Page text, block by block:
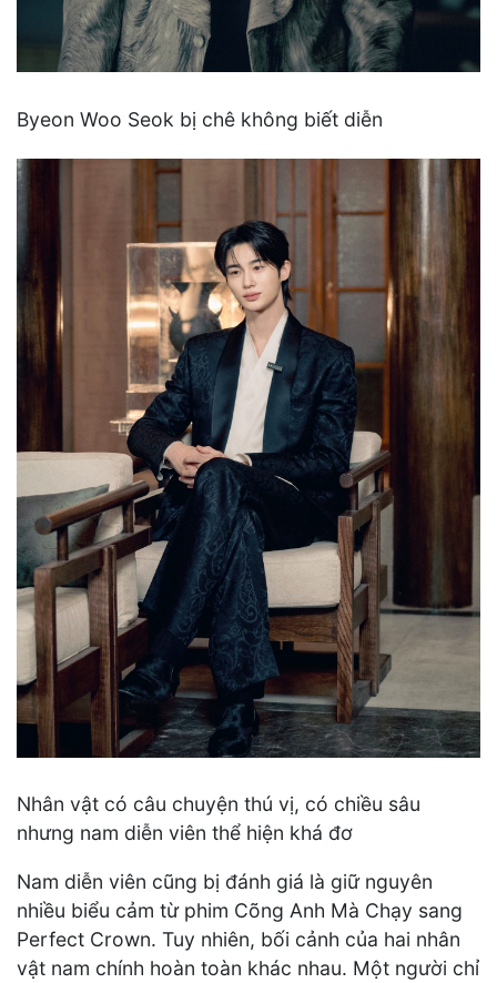
Byeon Woo Seok bị chê không biết diễn
Nhân vật có câu chuyện thú vị, có chiều sâu
nhưng nam diễn viên thể hiện khá đơ
Nam diễn viên cũng bị đánh giá là giữ nguyên
nhiều biểu cảm từ phim Cõng Anh Mà Chạy sang
Perfect Crown. Tuy nhiên, bối cảnh của hai nhân
vật nam chính hoàn toàn khác nhau. Một người chỉ